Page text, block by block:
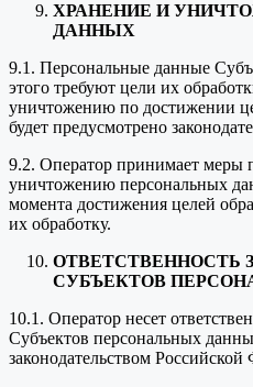
ХРАНЕНИЕ И
ДАННЫХ
9.1. Персональные данные
этого требуют цели их
уничтожению по достижении
будет предусмотрено
9.2. Оператор принимает меры
уничтожению персональных
момента достижения целей
их обработку.
ОТВЕТСТВЕННОСТЬ
СУБЪЕКТОВ
10.1. Оператор несет
Субъектов персональных
законодательством